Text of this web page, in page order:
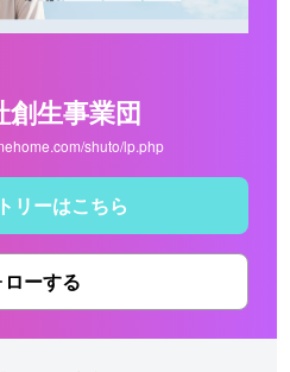
創生事業団
shuto/lp.php
リーはこちら
ローする